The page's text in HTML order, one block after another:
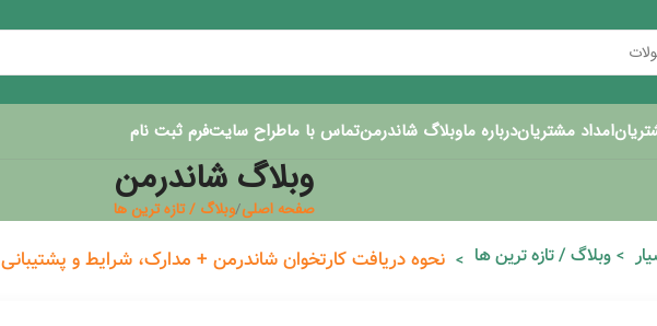
امداد مشتریاندرباره ماوبلاگ شاندرمنتماس با ماطراح سایتفرم ثبت نام
وبلاگ شاندرمن
صفحه اصلی وبلاگ / تازه ترین ها
وبلاگ / تازه ترین ها نحوه دریافت کارتخوان شاندرمن + مدارک، شرایط و پشتیبانی ۱۴۰۵